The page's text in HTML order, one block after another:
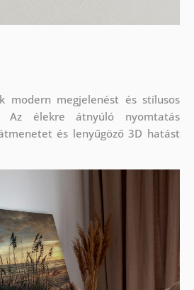
modern megjelenést és stílusos
Az élekre átnyúló nyomtatás
és lenyűgöző 3D hatást